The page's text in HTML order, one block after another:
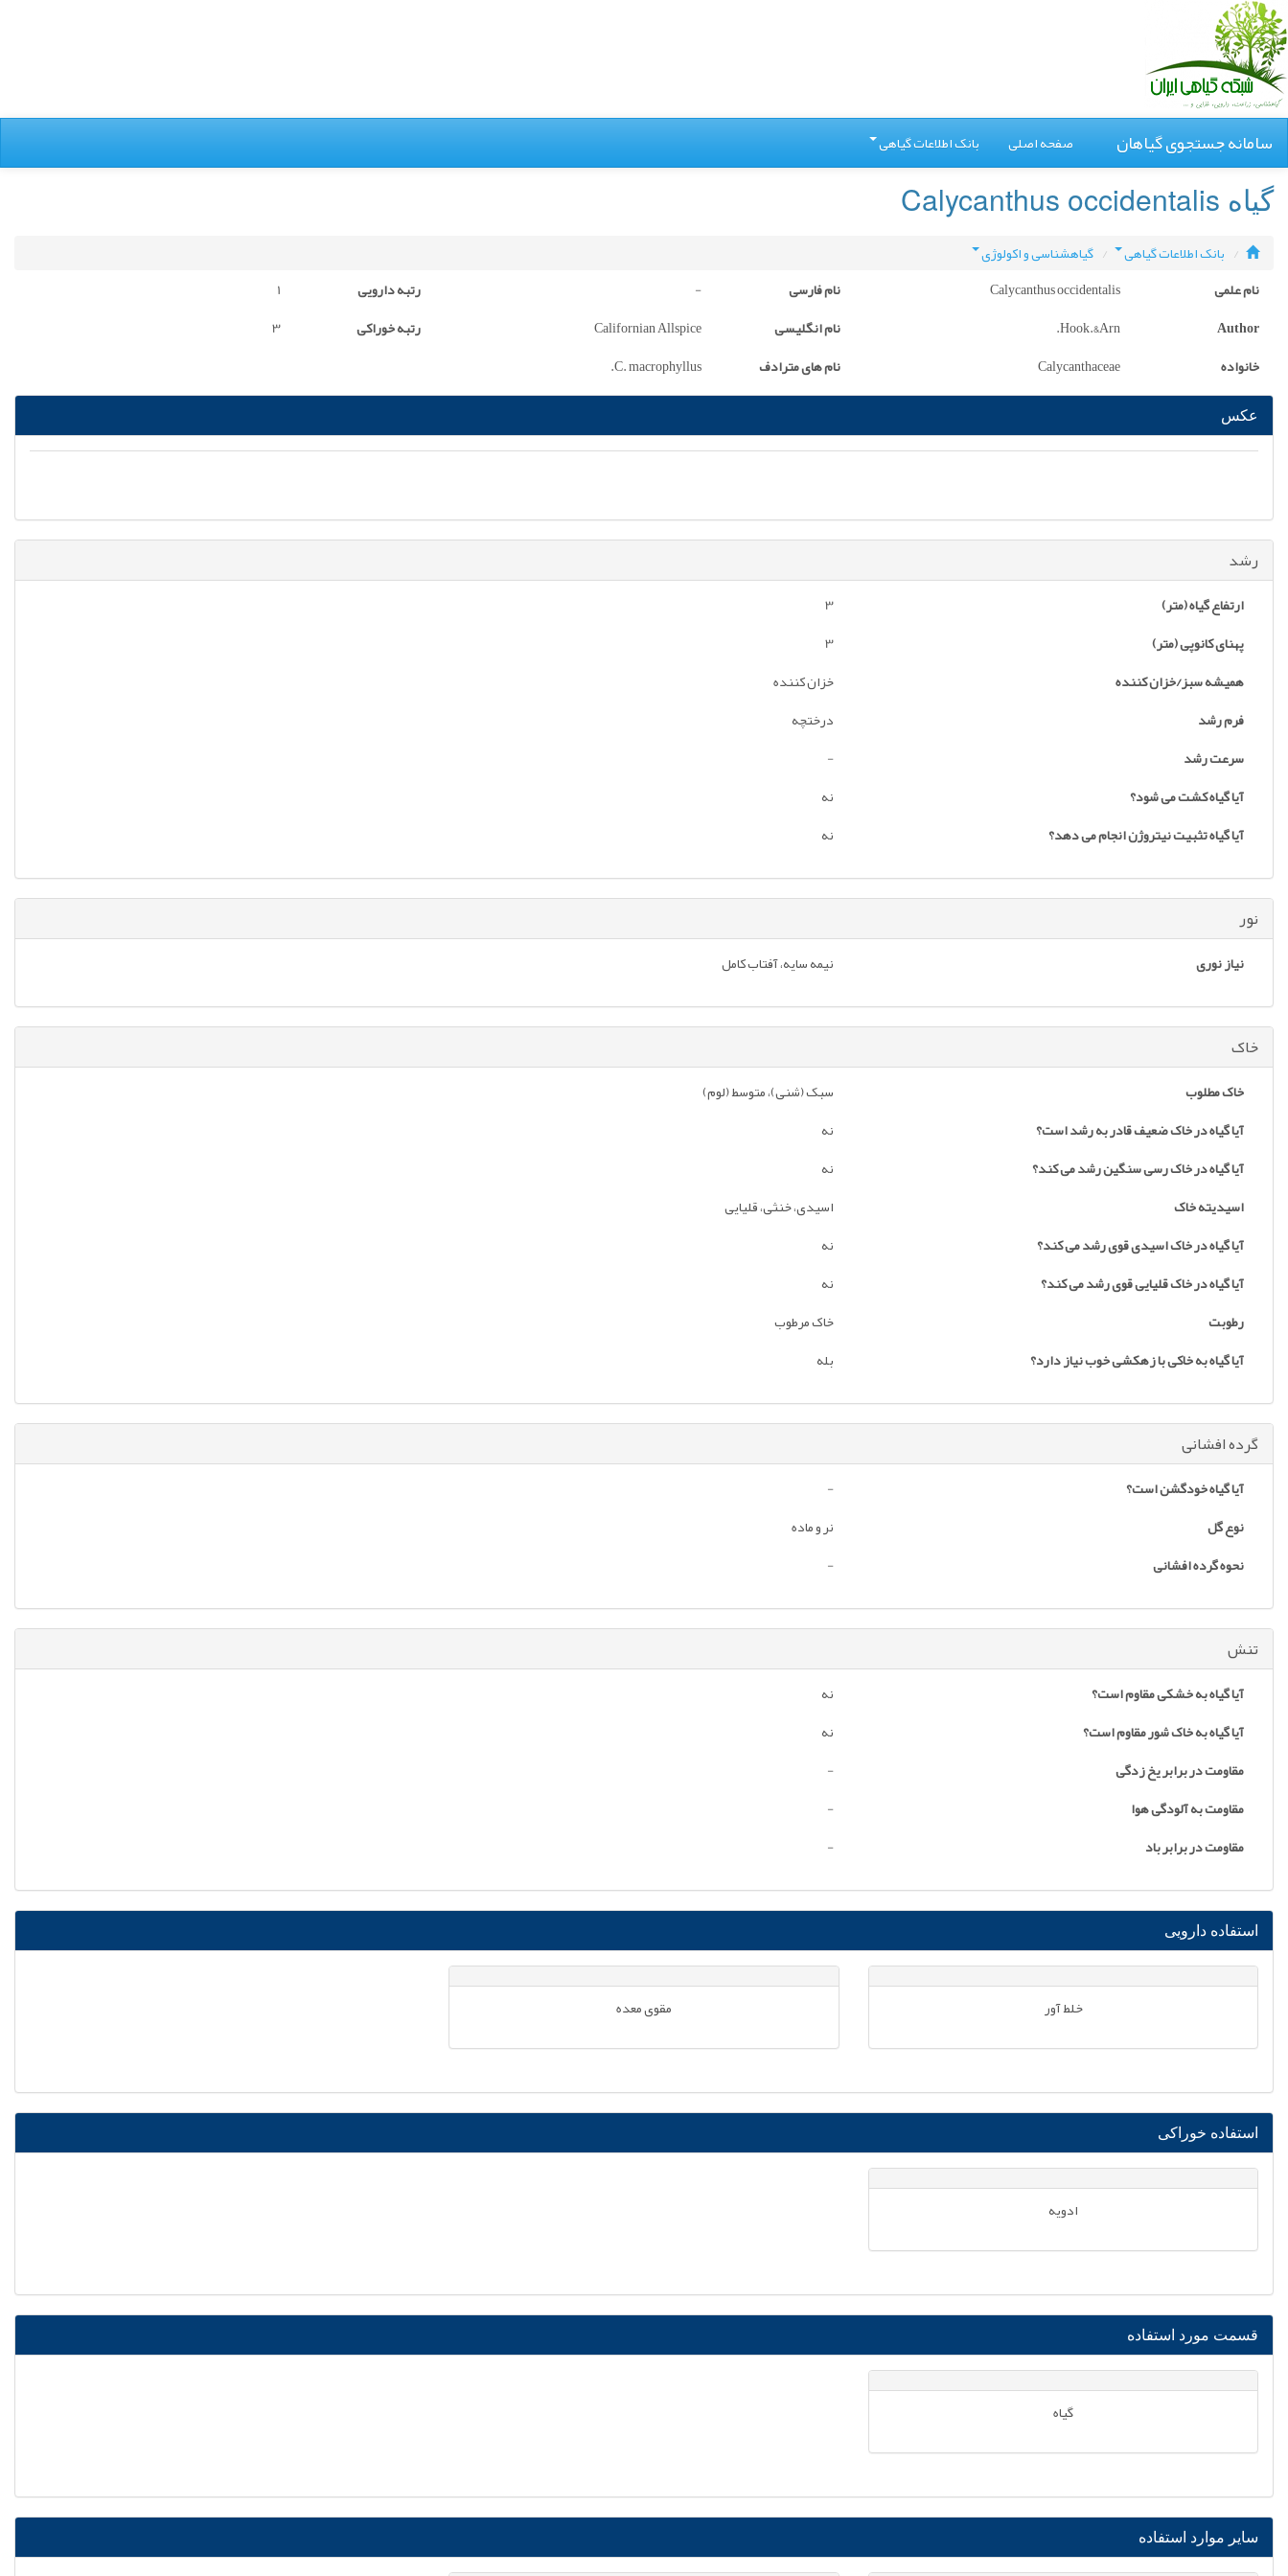
سامانه جستجوی گیاهان صفحه اصلی بانک اطلاعات گیاهی
گیاه Calycanthus occidentalis
بانک اطلاعات گیاهی
گیاهشناسی و اکولوژی
نام علمی
Calycanthus occidentalis نام فارسی - رتبه دارویی
1
Author
Hook.&Arn. نام انگلیسی Californian Allspice رتبه خوراکی
3
خانواده
Calycanthaceae نام های مترادف C. macrophyllus.
عکس
رشد
ارتفاع گیاه (متر)
3
پهنای کانوپی (متر)
3
همیشه سبز/خزان کننده
خزان کننده
فرم رشد
درختچه
سرعت رشد
-
آیا گیاه کشت می شود؟
نه
آیا گیاه تثبیت نیتروژن انجام می دهد؟
نه
نور
نیاز نوری نیمه سایه، آفتاب کامل
خاک
خاک مطلوب
سبک (شنی)، متوسط (لوم)
آیا گیاه در خاک ضعیف قادر به رشد است؟
نه
آیا گیاه در خاک رسی سنگین رشد می کند؟
نه
اسیدیته خاک
اسیدی، خنثی، قلیایی
آیا گیاه در خاک اسیدی قوی رشد می کند؟
نه
آیا گیاه در خاک قلیایی قوی رشد می کند؟
نه
رطوبت
خاک مرطوب
آیا گیاه به خاکی با زهکشی خوب نیاز دارد؟
بله
گرده افشانی
آیا گیاه خودگشن است؟
-
نوع گل
نر و ماده
نحوه گرده افشانی
-
تنش
آیا گیاه به خشکی مقاوم است؟
نه
آیا گیاه به خاک شور مقاوم است؟
نه
مقاومت در برابر یخ زدگی
-
مقاومت به آلودگی هوا
-
مقاومت در برابر باد
-
استفاده دارویی
خلط آور مقوی معده
استفاده خوراکی
ادویه
قسمت مورد استفاده
گیاه
سایر موارد استفاده